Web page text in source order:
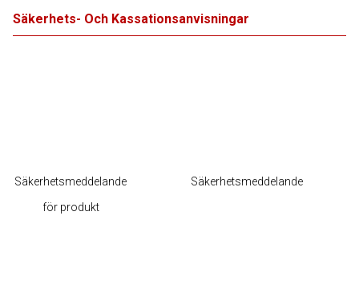
Säkerhets- Och Kassationsanvisningar
Säkerhetsmeddelande
för produkt
Säkerhetsmeddelande